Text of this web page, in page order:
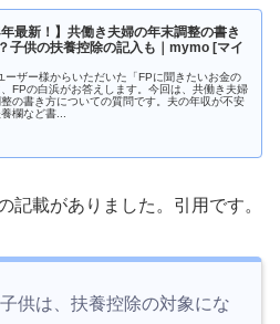
年最新！】共働き夫婦の年末調整の書き
子供の扶養控除の記入も｜mymo [マイ
ーザー様からいただいた「FPに聞きたいお金の
、FPの白浜がお答えします。今回は、共働き夫婦
の書き方についての質問です。夫の年収が不安
欄など書...
記載がありました。引用です。
供は、扶養控除の対象にな